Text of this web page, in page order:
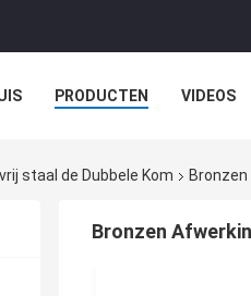
PRODUCTEN VIDEOS
staal de Dubbele Kom
Bronzen